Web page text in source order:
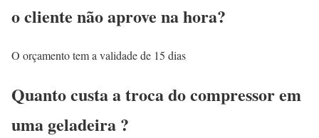
o cliente não aprove na hora?
O orçamento tem a validade de 15 dias
Quanto custa a troca do compressor em
uma geladeira ?